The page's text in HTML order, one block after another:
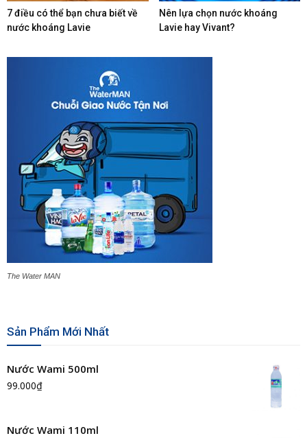
7 điều có thể bạn chưa biết về
nước khoáng Lavie
Nên lựa chọn nước khoáng
Lavie hay Vivant?
The Water MAN
Sản Phẩm Mới Nhất
Nước Wami 500ml
99.000₫
Nước Wami 110ml